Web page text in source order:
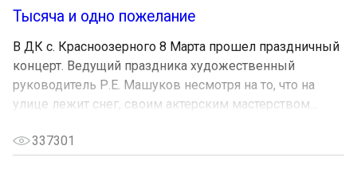
Тысяча и одно пожелание
В ДК с. Красноозерного 8 Марта прошел праздничный
концерт. Ведущий праздника художественный
руководитель Р.Е. Машуков несмотря на то, что на
улице лежит снег, своим актерским мастерством...
337301